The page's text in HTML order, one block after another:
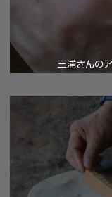
三浦さんの